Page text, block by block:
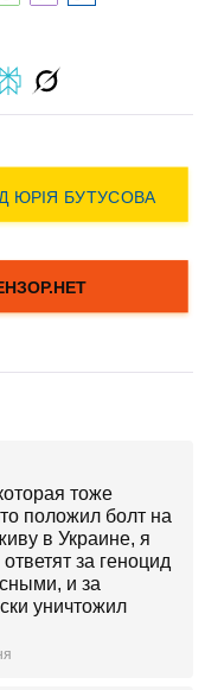
тоже
положил болт на
в Украине, я
за геноцид
и за
уничтожил